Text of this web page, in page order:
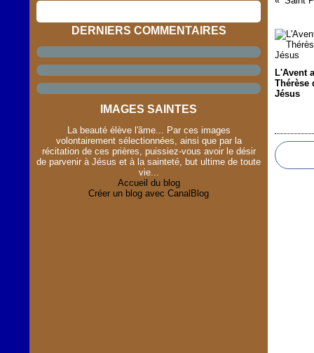
DERNIERS COMMENTAIRES
IMAGES SAINTES
La beauté élève l'âme... Par ces images
volontairement sélectionnées, ainsi que par la
récitation de ces prières, puissiez-vous avoir le désir
de parvenir à Jésus et à la sainteté, but ultime de toute
vie...
Accueil du blog
Créer un blog avec CanalBlog
L'Avent
Thérèse
Jésus